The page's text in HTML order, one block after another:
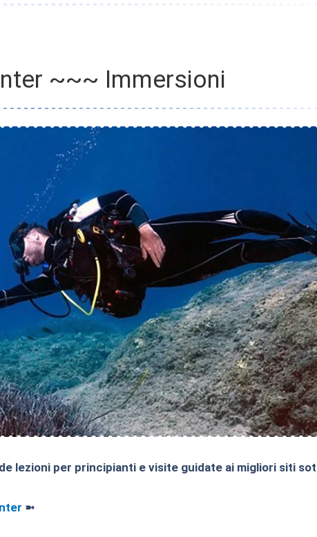
~~~ Immersioni
lezioni per principianti e visite guidate ai migliori siti
➼